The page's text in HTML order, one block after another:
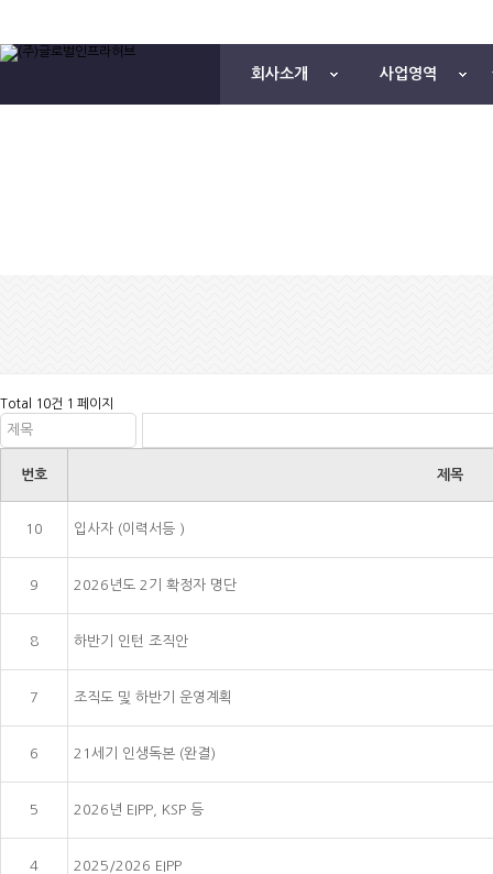
회사소개 사업영역
Total 10건 1 페이지
제목
번호 제목
10 입사자 (이력서등 )
9 2026년도 2기 확정자 명단
8 하반기 인턴 조직안
7 조직도 및 하반기 운영계획
6 21세기 인생독본 (완결)
5 2026년 EIPP, KSP 등
4 2025/2026 EIPP